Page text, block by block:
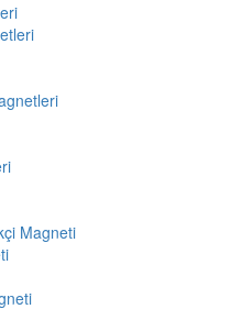
Magneti